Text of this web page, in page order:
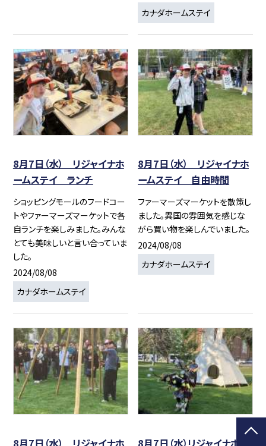
カナダホームステイ
8月7日（水） リジャイナホ
ームステイ ランチ
ショッピングモールのフードコー
トやファーマーズマーケットで各
自ランチを楽しみました。みんな
とても美味しいと言い合っていま
した。
2024/08/08
カナダホームステイ
8月7日（水） リジャイナホ
ームステイ 自由時間
ファーマーズマーケットを散策し
ました。異国の雰囲気を感じな
がら買い物を楽しんでいました。
2024/08/08
カナダホームステイ
8月7日（水） リジャイナホ 8月7日（水）リジャイナホー